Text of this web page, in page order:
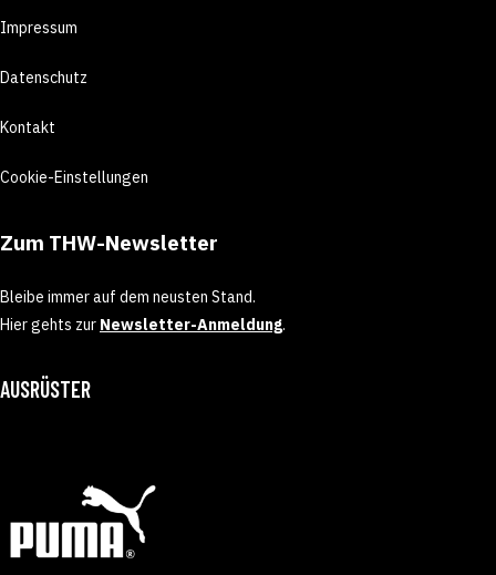
Impressum
Datenschutz
Kontakt
Cookie-Einstellungen
Zum THW-Newsletter
Bleibe immer auf dem neusten Stand.
Hier gehts zur Newsletter-Anmeldung.
AUSRÜSTER